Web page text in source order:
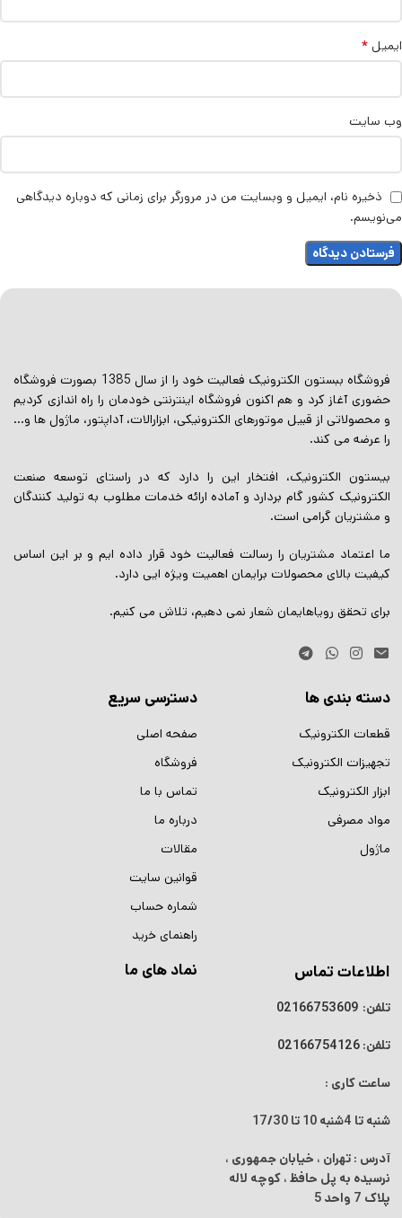
ایمیل *
وب‌ سایت
ذخیره نام، ایمیل و وبسایت من در مرورگر برای زمانی که دوباره دیدگاهی
می‌نویسم.
فروشگاه ببستون الکترونیک فعالیت خود را از سال 1385 بصورت فروشگاه
حضوری آغاز کرد و هم اکنون فروشگاه اینترنتی خودمان را راه اندازی کردیم
و محصولاتی از قبیل موتورهای الکترونیکی، ابزارالات، آداپتور، ماژول ها و…
را عرضه می کند.
بیستون الکترونیک، افتخار این را دارد که در راستای توسعه صنعت
الکترونیک کشور گام بردارد و آماده ارائه خدمات مطلوب به تولید کنندگان
و مشتریان گرامی است.
ما اعتماد مشتریان را رسالت فعالیت خود قرار داده ایم و بر این اساس
کیفیت بالای محصولات برایمان اهمیت ویژه ایی دارد.
برای تحقق رویاهایمان شعار نمی دهیم، تلاش می کنیم.
دسته بندی ها
قطعات الکترونیک
تجهیزات الکترونیک
ابزار الکترونیک
مواد مصرفی
ماژول
دسترسی سریع
صفحه اصلی
فروشگاه
تماس با ما
درباره ما
مقالات
قوانین سایت
شماره حساب
راهنمای خرید
اطلاعات تماس
تلفن: 02166753609
تلفن: 02166754126
ساعت کاری :
شنبه تا 4شنبه 10 تا 17/30
آدرس : تهران ، خیابان جمهوری ،
نرسیده به پل حافظ ، کوچه لاله
پلاک 7 واحد 5
نماد های ما